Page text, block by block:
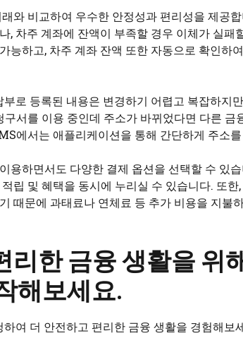
와 비교하여 우수한 안정성과 편리성을 제공
, 차주 계좌에 잔액이 부족할 경우 이체가 실패
능하고, 차주 계좌 잔액 또한 자동으로 확인하
로 등록된 내용은 변경하기 어렵고 복잡하지
서를 이용 중인데 주소가 바뀌었다면 다른
에서는 애플리케이션을 통해 간단하게 주소
용하면서도 다양한 결제 옵션을 선택할 수 있
립 및 혜택을 동시에 누리실 수 있습니다. 또
때문에 과태료나 연체료 등 추가 비용을 지불
리한 금융 생활을 위
해보세요.
여 더 안전하고 편리한 금융 생활을 경험해보